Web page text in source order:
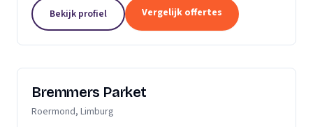
mogelijkheden op het gebied van parket, kurk en...
Bekijk profiel Vergelijk offertes
Bremmers Parket
Roermond, Limburg